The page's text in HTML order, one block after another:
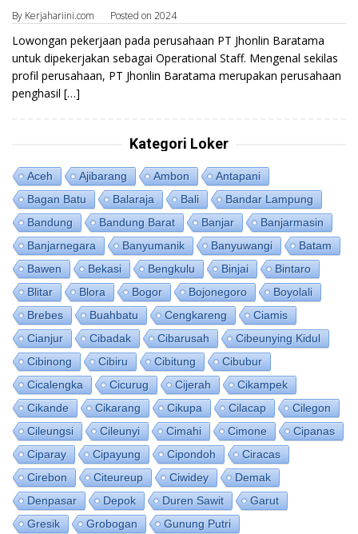
By Kerjahariini.com Posted on 2024
Lowongan pekerjaan pada perusahaan PT Jhonlin Baratama
untuk dipekerjakan sebagai Operational Staff. Mengenal sekilas
profil perusahaan, PT Jhonlin Baratama merupakan perusahaan
penghasil […]
Kategori Loker
Aceh Ajibarang Ambon
Antapani
Bagan Batu
Balaraja Bali
Bandar Lampung
Bandung
Bandung Barat Banjar
Banjarmasin
Banjarnegara
Banyumanik Banyuwangi
Batam
Bawen
Bekasi Bengkulu Binjai
Bintaro
Blitar
Blora Bogor Bojonegoro
Boyolali
Brebes
Buahbatu Cengkareng
Ciamis
Cianjur
Cibadak Cibarusah
Cibeunying Kidul
Cibinong
Cibiru Cibitung
Cibubur
Cicalengka
Cicurug Cijerah
Cikampek
Cikande
Cikarang Cikupa Cilacap
Cilegon
Cileungsi
Cileunyi Cimahi Cimone
Cipanas
Ciparay
Cipayung Cipondoh
Ciracas
Cirebon
Citeureup Ciwidey
Demak
Denpasar
Depok Duren Sawit
Garut
Gresik
Grobogan
Gunung Putri